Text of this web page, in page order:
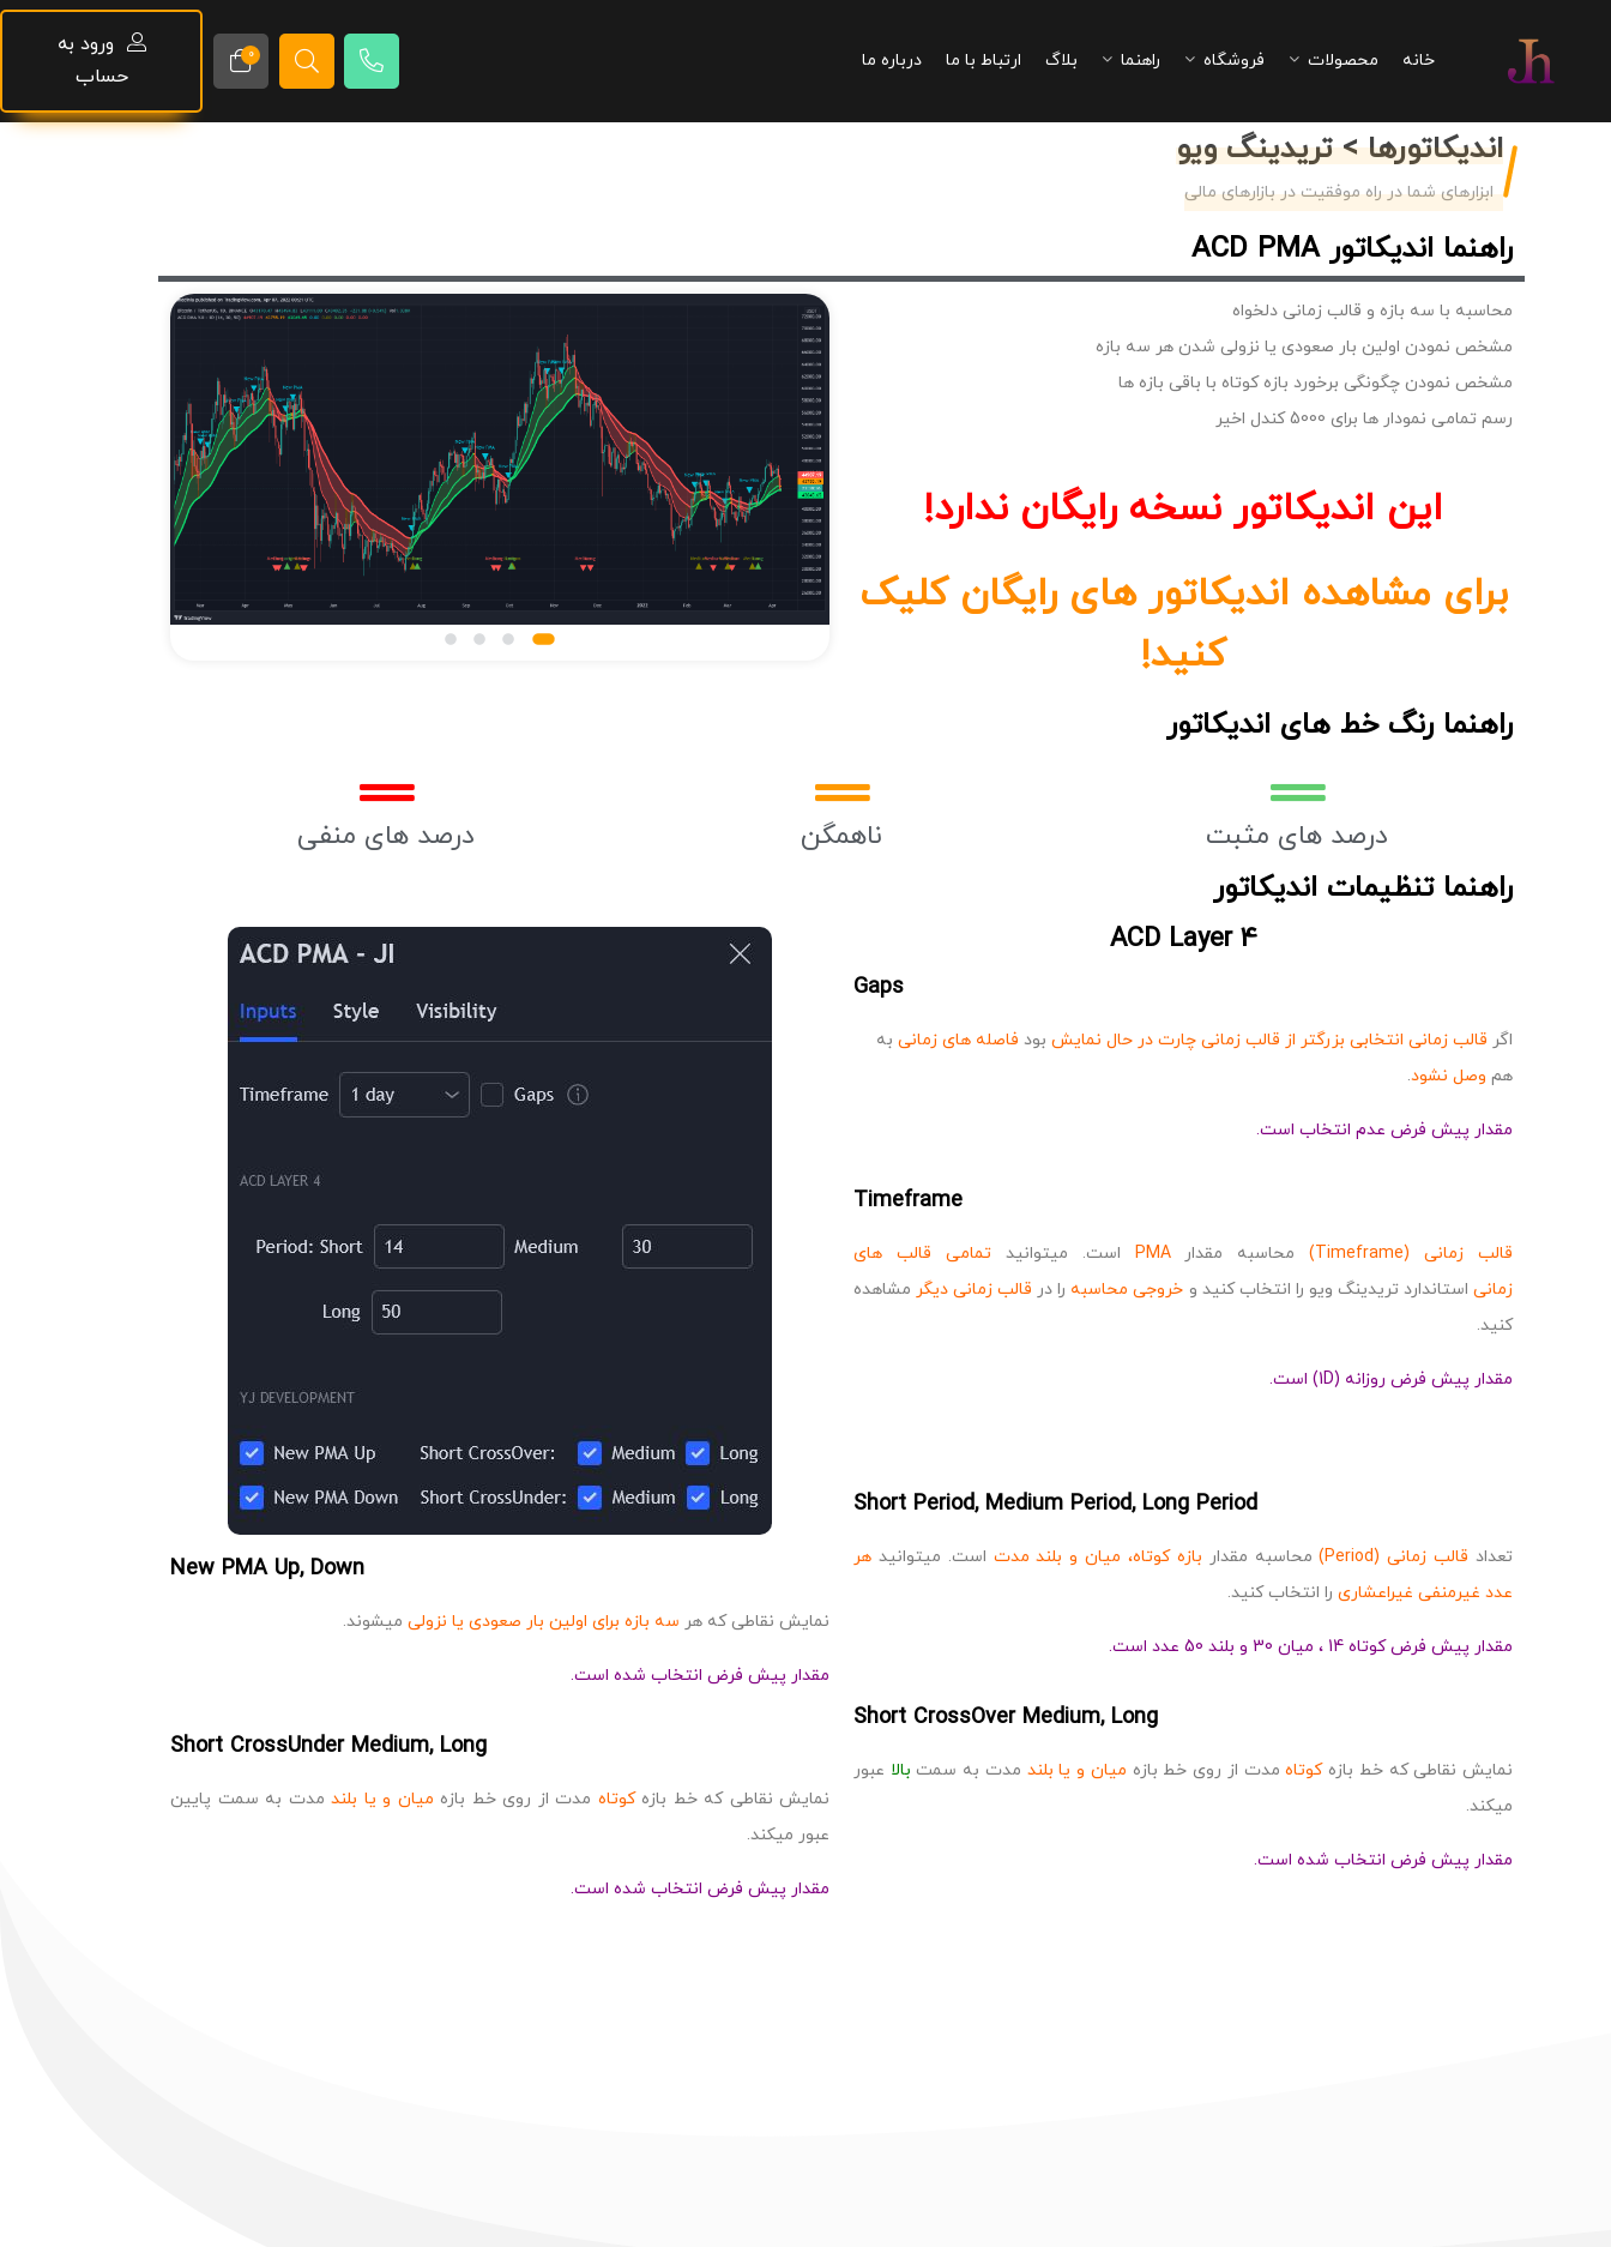
خانه محصولات فروشگاه راهنما بلاگ ارتباط با ما درباره ما 0
ورود به
حساب
اندیکاتورها > تریدینگ ویو
ابزارهای شما در راه موفقیت در بازارهای مالی
راهنما اندیکاتور ACD PMA
محاسبه با سه بازه و قالب زمانی دلخواه
مشخص نمودن اولین بار صعودی یا نزولی شدن هر سه بازه
مشخص نمودن چگونگی برخورد بازه کوتاه با باقی بازه ها
رسم تمامی نمودار ها برای 5000 کندل اخیر
این اندیکاتور نسخه رایگان ندارد!
برای مشاهده اندیکاتور های رایگان کلیک
کنید!
راهنما رنگ خط های اندیکاتور
درصد های مثبت ناهمگن درصد های منفی
راهنما تنظیمات اندیکاتور
ACD Layer 4
Gaps
اگر قالب زمانی انتخابی بزرگتر از قالب زمانی چارت در حال نمایش بود فاصله های زمانی به
هم وصل نشود.
مقدار پیش فرض عدم انتخاب است.
Timeframe
قالب زمانی (Timeframe) محاسبه مقدارPMA است. میتوانید تمامی قالب های
زمانیاستاندارد تریدینگ ویو را انتخاب کنید و خروجی محاسبه را در قالب زمانی دیگر مشاهده
کنید.
مقدار پیش فرض روزانه (1D) است.
Short Period, Medium Period, Long Period
تعداد قالب زمانی (Period) محاسبه مقدار بازه کوتاه، میان و بلند مدت است. میتوانید هر
عدد غیرمنفی غیراعشاری را انتخاب کنید.
مقدار پیش فرض کوتاه 14 ، میان 30 و بلند 50 عدد است.
Short CrossOver Medium, Long
نمایش نقاطی که خط بازهکوتاهمدت از روی خط بازه میان و یا بلند مدت به سمت بالا عبور
میکند.
مقدار پیش فرض انتخاب شده است.
New PMA Up, Down
نمایش نقاطی که هر سه بازه برای اولین بار صعودی یا نزولی میشوند.
مقدار پیش فرض انتخاب شده است.
Short CrossUnder Medium, Long
نمایش نقاطی که خط بازهکوتاه مدت از روی خط بازه میان و یا بلند مدت به سمت پایین
عبور میکند.
مقدار پیش فرض انتخاب شده است.